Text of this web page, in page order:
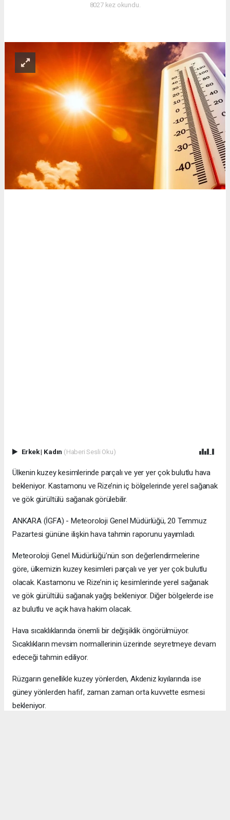
8027 kez okundu.
Erkek| Kadın (Haberi Sesli Oku)
Ülkenin kuzey kesimlerinde parçalı ve yer yer çok bulutlu hava
bekleniyor. Kastamonu ve Rize’nin iç bölgelerinde yerel sağanak
ve gök gürültülü sağanak görülebilir.
ANKARA (İGFA) - Meteoroloji Genel Müdürlüğü, 20 Temmuz
Pazartesi gününe ilişkin hava tahmin raporunu yayımladı.
Meteoroloji Genel Müdürlüğü’nün son değerlendirmelerine
göre, ülkemizin kuzey kesimleri parçalı ve yer yer çok bulutlu
olacak. Kastamonu ve Rize’nin iç kesimlerinde yerel sağanak
ve gök gürültülü sağanak yağış bekleniyor. Diğer bölgelerde ise
az bulutlu ve açık hava hakim olacak.
Hava sıcaklıklarında önemli bir değişiklik öngörülmüyor.
Sıcaklıkların mevsim normallerinin üzerinde seyretmeye devam
edeceği tahmin ediliyor.
Rüzgarın genellikle kuzey yönlerden, Akdeniz kıyılarında ise
güney yönlerden hafif, zaman zaman orta kuvvette esmesi
bekleniyor.